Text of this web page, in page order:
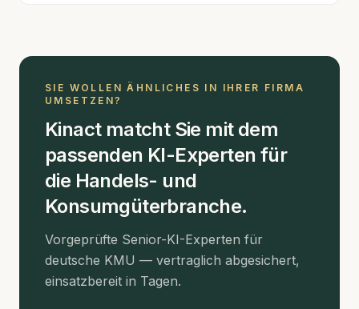
SIE WOLLEN ÄHNLICHES IN IHRER FIRMA
UMSETZEN?
Kinact matcht Sie mit dem
passenden KI-Experten für
die Handels- und
Konsumgüterbranche.
Vorgeprüfte Senior-KI-Experten für
deutsche KMU — vertraglich abgesichert,
einsatzbereit in Tagen.